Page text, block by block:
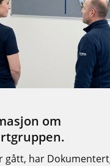
om
gått, har